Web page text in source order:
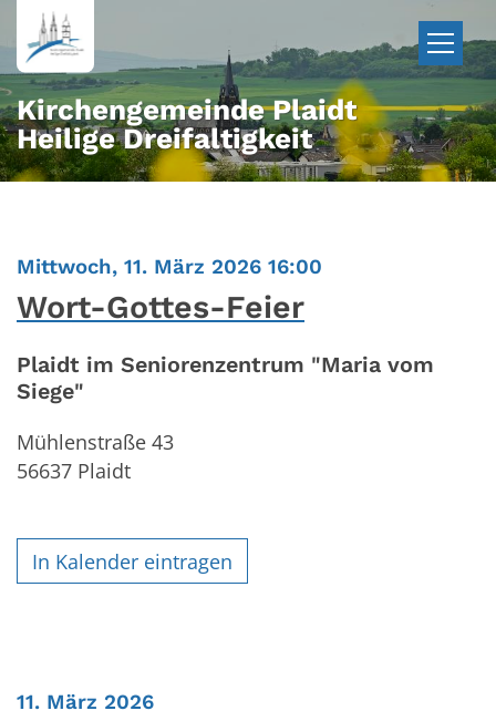
Zum Inhalt springen
Kirchengemeinde Plaidt
Heilige Dreifaltigkeit
Mittwoch, 11. März 2026 16:00
Wort-Gottes-Feier
Plaidt im Seniorenzentrum "Maria vom
Siege"
Mühlenstraße 43
56637 Plaidt
In Kalender eintragen
11. März 2026: